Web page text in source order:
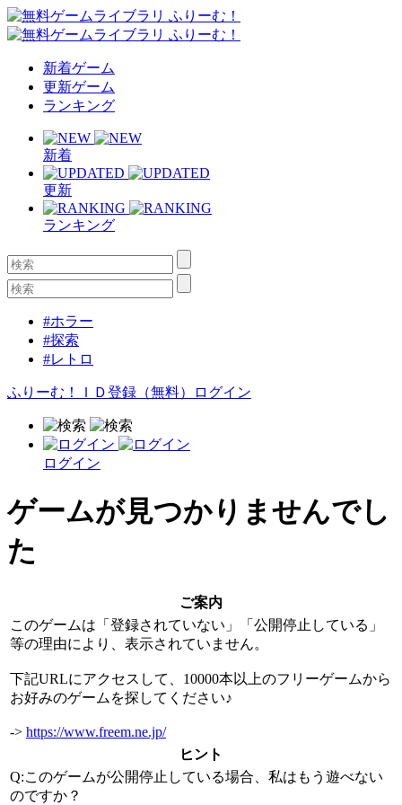
新着ゲーム
更新ゲーム
ランキング
新着
更新
ランキング
#ホラー
#探索
#レトロ
ふりーむ！ＩＤ登録（無料） ログイン
ログイン
ゲームが見つかりませんでし
た
ご案内
このゲームは「登録されていない」「公開停止している」
等の理由により、表示されていません。
下記URLにアクセスして、10000本以上のフリーゲームから
お好みのゲームを探してください♪
-> https://www.freem.ne.jp/
ヒント
Q:このゲームが公開停止している場合、私はもう遊べない
のですか？